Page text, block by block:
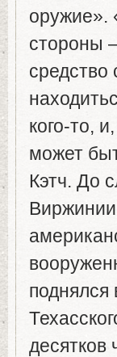
оружие».
стороны
средство
кого-то,
может
Кэтч. До
поднялся
десятков